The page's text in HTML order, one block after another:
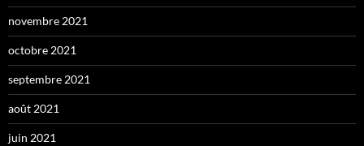
novembre 2021
octobre 2021
septembre 2021
août 2021
juin 2021